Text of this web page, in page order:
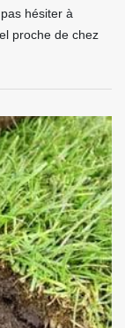
hésiter à
proche de chez